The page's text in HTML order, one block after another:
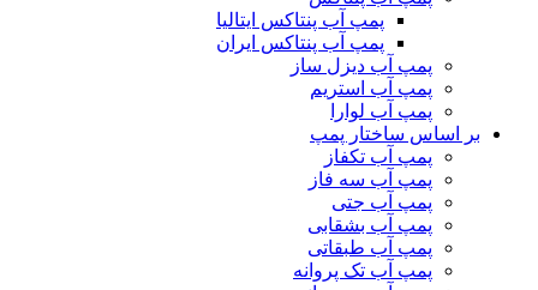
پمپ آب پنتاکس ایتالیا
پمپ آب پنتاکس ایران
پمپ آب دیزل ساز
پمپ آب استریم
پمپ آب لوارا
بر اساس ساختار پمپ
پمپ آب تکفاز
پمپ آب سه فاز
پمپ آب جتی
پمپ آب بشقابی
پمپ آب طبقاتی
پمپ آب تک پروانه